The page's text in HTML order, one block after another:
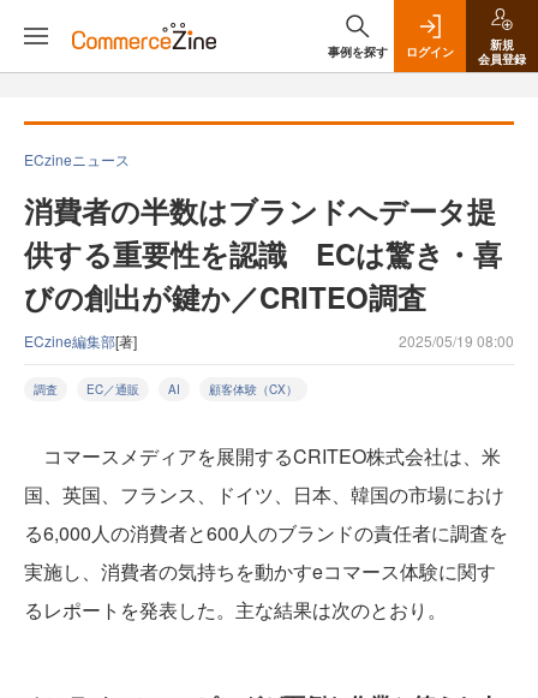
事例を探す ログイン
新規
会員登録
ECzineニュース
消費者の半数はブランドへデータ提
供する重要性を認識 ECは驚き・喜
びの創出が鍵か／CRITEO調査
ECzine編集部[著] 2025/05/19 08:00
調査 EC／通販 AI 顧客体験（CX）
コマースメディアを展開するCRITEO株式会社は、米
国、英国、フランス、ドイツ、日本、韓国の市場におけ
る6,000人の消費者と600人のブランドの責任者に調査を
実施し、消費者の気持ちを動かすeコマース体験に関す
るレポートを発表した。主な結果は次のとおり。